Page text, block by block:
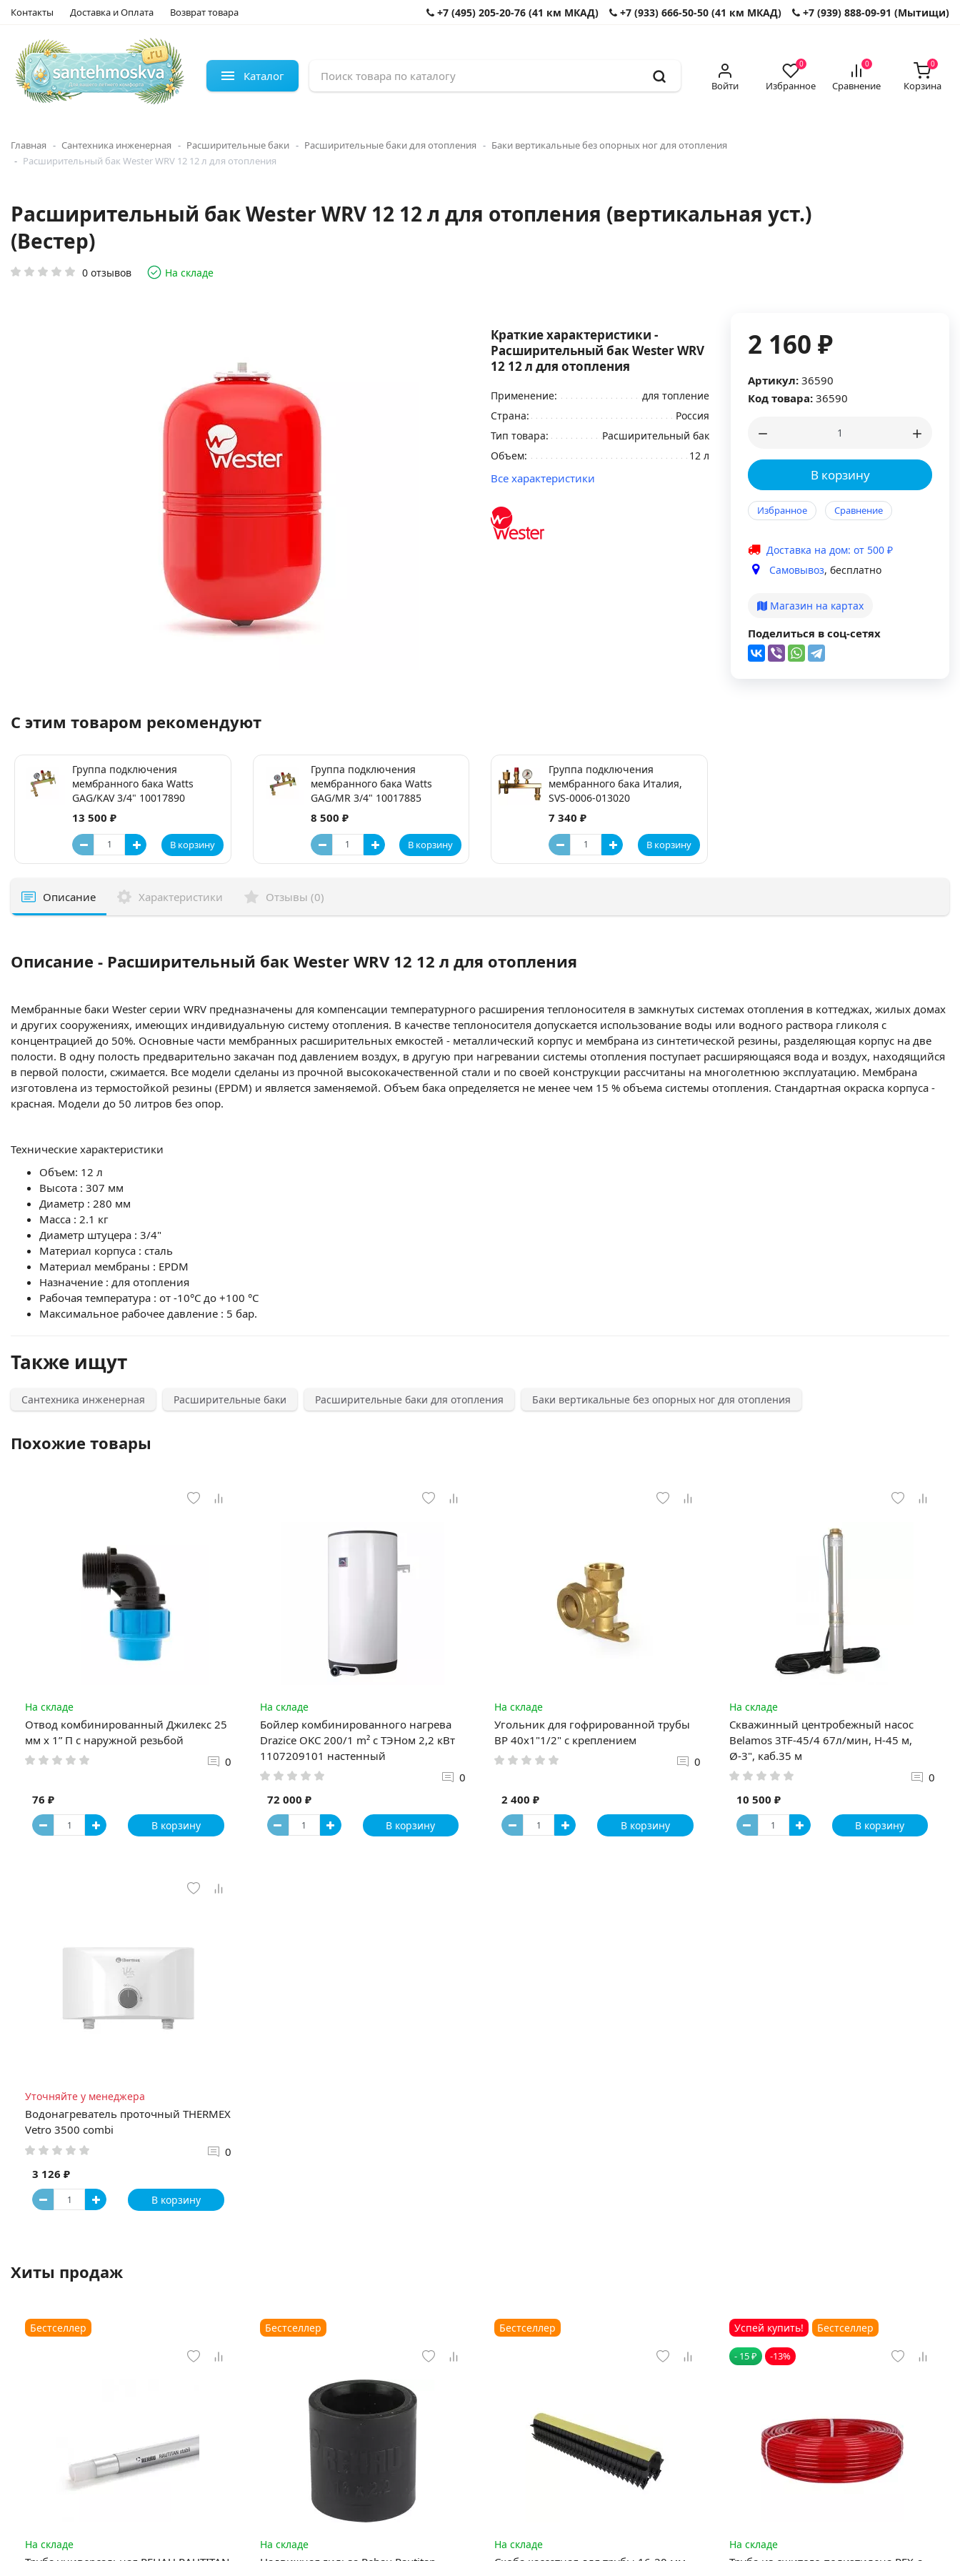
Контакты Доставка и Оплата Возврат товара +7 (495) 205-20-76 (41 км МКАД) +7 (933) 666-50-50 (41 км МКАД) +7 (939) 888-09-91 (Мытищи)
Каталог
Войти
0
Избранное
0
Сравнение
0
Корзина
Главная Сантехника инженерная Расширительные баки Расширительные баки для отопления
Баки вертикальные без опорных ног для отопления
Расширительный бак Wester WRV 12 12 л для отопления
Расширительный бак Wester WRV 12 12 л для отопления (вертикальная уст.)
(Вестер)
0 отзывов На складе
2 160 ₽
Артикул: 36590
Код товара: 36590
В корзину
Избранное Сравнение
Доставка на дом: от 500 ₽
Самовывоз, бесплатно
Магазин на картах
Поделиться в соц-сетях
Краткие характеристики -
Расширительный бак Wester WRV
12 12 л для отопления
Применение:
для топление
Страна:
Россия
Тип товара:
Расширительный бак
Объем:
12 л
Все характеристики
С этим товаром рекомендуют
Группа подключения
мембранного бака Watts
GAG/KAV 3/4" 10017890
13 500 ₽
В корзину
Группа подключения
мембранного бака Watts
GAG/MR 3/4" 10017885
8 500 ₽
В корзину
Группа подключения
мембранного бака Италия,
SVS-0006-013020
7 340 ₽
В корзину
Описание Характеристики Отзывы (0)
Описание - Расширительный бак Wester WRV 12 12 л для отопления
Мембранные баки Wester серии WRV предназначены для компенсации температурного расширения теплоносителя в замкнутых системах отопления в коттеджах, жилых домах
и других сооружениях, имеющих индивидуальную систему отопления. В качестве теплоносителя допускается использование воды или водного раствора гликоля с
концентрацией до 50%. Основные части мембранных расширительных емкостей - металлический корпус и мембрана из синтетической резины, разделяющая корпус на две
полости. В одну полость предварительно закачан под давлением воздух, в другую при нагревании системы отопления поступает расширяющаяся вода и воздух, находящийся
в первой полости, сжимается. Все модели сделаны из прочной высококачественной стали и по своей конструкции рассчитаны на многолетнюю эксплуатацию. Мембрана
изготовлена из термостойкой резины (EPDM) и является заменяемой. Объем бака определяется не менее чем 15 % объема системы отопления. Стандартная окраска корпуса -
красная. Модели до 50 литров без опор.
Технические характеристики
Объем: 12 л
Высота : 307 мм
Диаметр : 280 мм
Масса : 2.1 кг
Диаметр штуцера : 3/4"
Материал корпуса : сталь
Материал мембраны : EPDM
Назначение : для отопления
Рабочая температура : от -10°С до +100 °С
Максимальное рабочее давление : 5 бар.
Также ищут
Сантехника инженерная Расширительные баки Расширительные баки для отопления Баки вертикальные без опорных ног для отопления
Похожие товары
На складе
Отвод комбинированный Джилекс 25
мм х 1” П с наружной резьбой
0
76 ₽
В корзину
На складе
Бойлер комбинированного нагрева
Drazice OKC 200/1 m² с ТЭНом 2,2 кВт
1107209101 настенный
0
72 000 ₽
В корзину
На складе
Угольник для гофрированной трубы
ВР 40х1"1/2" с креплением
0
2 400 ₽
В корзину
На складе
Скважинный центробежный насос
Belamos 3TF-45/4 67л/мин, Н-45 м,
Ø-3", каб.35 м
0
10 500 ₽
В корзину
Уточняйте у менеджера
Водонагреватель проточный THERMEX
Vetro 3500 combi
0
3 126 ₽
В корзину
Хиты продаж
Бестселлер
На складе
Бестселлер
На складе
Бестселлер
На складе
Успей купить! Бестселлер
- 15 ₽ -13%
На складе